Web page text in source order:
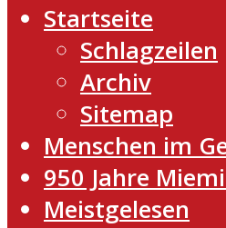
Startseite
Schlagzeilen
Archiv
Sitemap
Menschen im
950 Jahre
Meistgelesen